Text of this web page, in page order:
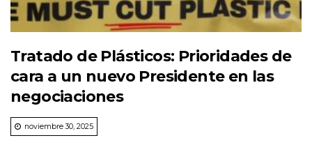
Tratado de Plásticos: Prioridades de
cara a un nuevo Presidente en las
negociaciones
noviembre 30, 2025